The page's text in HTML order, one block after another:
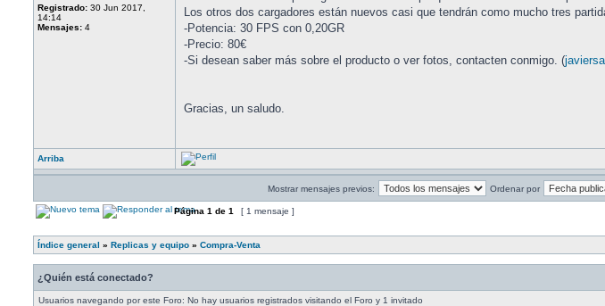
Registrado: 30 Jun 2017,
14:14
Mensajes: 4
Los otros dos cargadores están nuevos casi que tendrán como mucho tres
-Potencia: 30 FPS con 0,20GR
-Precio: 80€
-Si desean saber más sobre el producto o ver fotos, contacten conmigo. (
Gracias, un saludo.
Arriba
Mostrar mensajes previos: Ordenar por
Página 1 de 1 [ 1 mensaje ]
Índice general » Replicas y equipo » Compra-Venta
¿Quién está conectado?
Usuarios navegando por este Foro: No hay usuarios registrados visitando el Foro y 1 invitado